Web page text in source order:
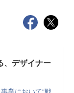
、デザイナー
業において“戦